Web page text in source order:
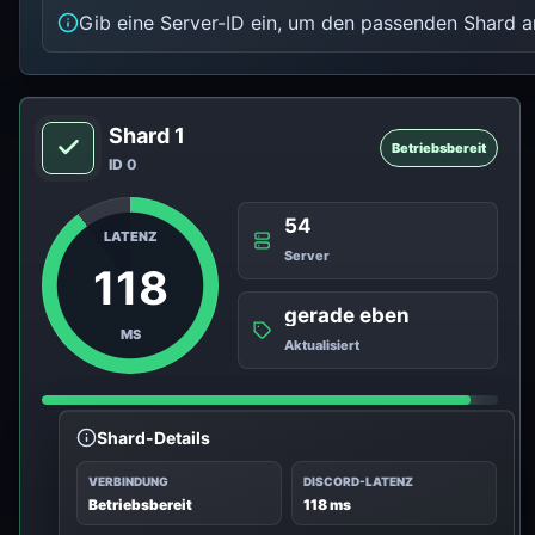
Gib eine Server-ID ein, um den passenden Shard
Shard 1
ID 0
Betriebsbereit
LATENZ
118
MS
54
Server
gerade eben
Aktualisiert
Shard-Details
VERBINDUNG
Betriebsbereit
DISCORD-LATENZ
118 ms